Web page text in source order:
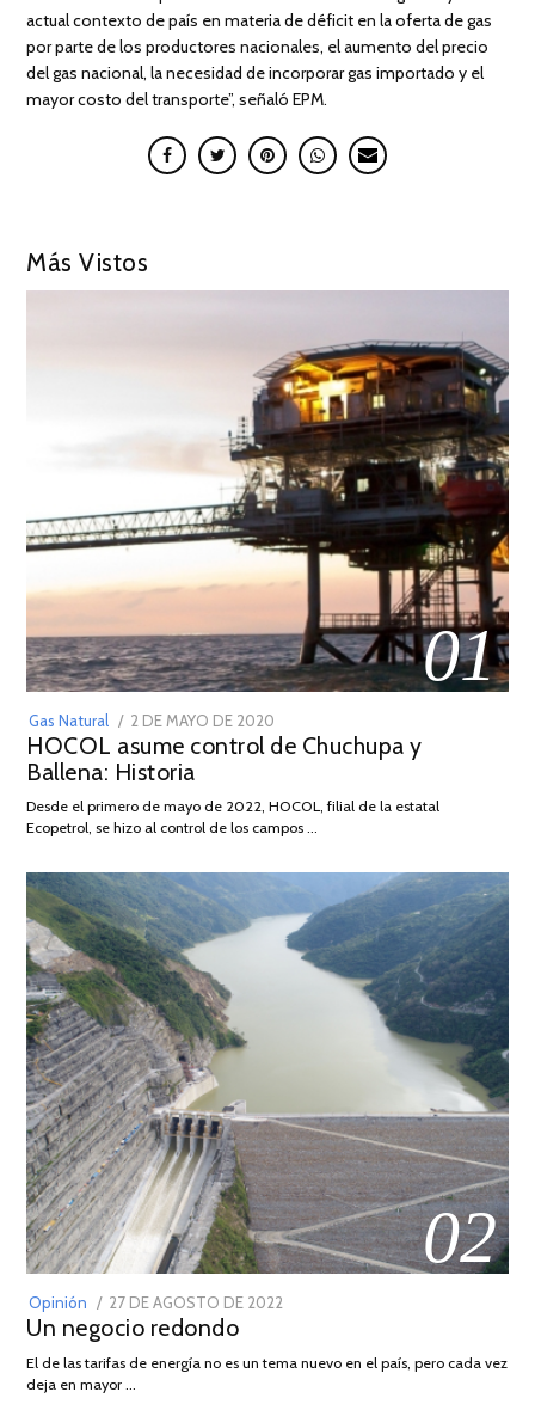
actual contexto de país en materia de déficit en la oferta de gas
por parte de los productores nacionales, el aumento del precio
del gas nacional, la necesidad de incorporar gas importado y el
mayor costo del transporte”, señaló EPM.
Más Vistos
01
Gas Natural
POSTED
ON
2 DE MAYO DE 2020
DE
2026
HOCOL asume control de Chuchupa y
Ballena: Historia
Desde el primero de mayo de 2022, HOCOL, filial de la estatal
Ecopetrol, se hizo al control de los campos …
02
Opinión
POSTED
ON
27 DE AGOSTO DE 2022
DE
Un negocio redondo
El de las tarifas de energía no es un tema nuevo en el país, pero cada vez
deja en mayor …